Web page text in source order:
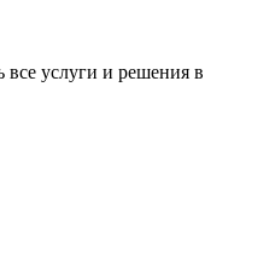
все услуги и решения в